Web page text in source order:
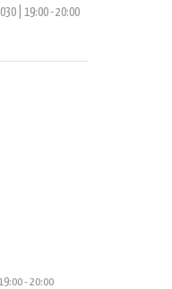
| 19:00-20:00
-20:00